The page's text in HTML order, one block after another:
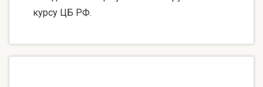
курсу ЦБ РФ.